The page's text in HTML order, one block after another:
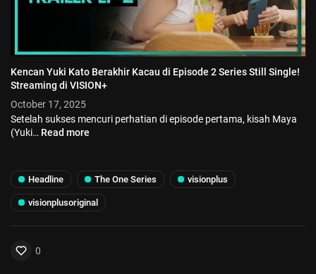
Kencan Yuki Kato Berakhir Kacau di Episode 2 Series Still Single!
Streaming di VISION+
October 17, 2025
Setelah sukses mencuri perhatian di episode pertama, kisah Maya
(Yuki… Read more
Headline The One Series visionplus
visionplusoriginal
0